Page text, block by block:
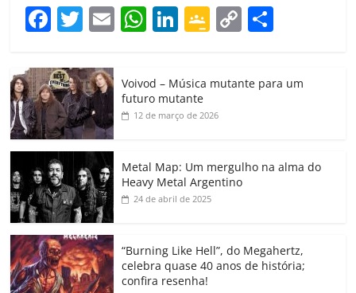
F
c
e
b
o
o
k
T
itt
er
E
ai
W
at
s
A
p
Li
k
e
dI
G
gl
e
a
ss
o
m
C
y
k
p
h
Voivod – Música mutante para um
futuro mutante
12 de março de 2026
Metal Map: Um mergulho na alma do
Heavy Metal Argentino
24 de abril de 2025
“Burning Like Hell”, do Megahertz,
celebra quase 40 anos de história;
confira resenha!